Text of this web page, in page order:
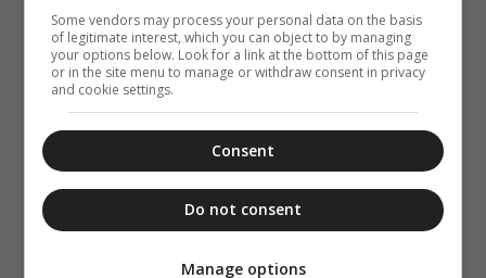
Some vendors may process your personal data on the basis
of legitimate interest, which you can object to by managing
your options below. Look for a link at the bottom of this page
or in the site menu to manage or withdraw consent in privacy
and cookie settings.
Consent
Do not consent
Manage options